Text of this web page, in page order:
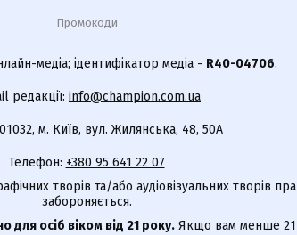
Промокоди
медіа; ідентифікатор медіа - R40-04706.
редакції: info@champion.com.ua
м. Київ, вул. Жилянська, 48, 50А
Телефон: +380 95 641 22 07
творів та/або аудіовізуальних творів
забороняється.
для осіб віком від 21 року. Якщо вам менше 21